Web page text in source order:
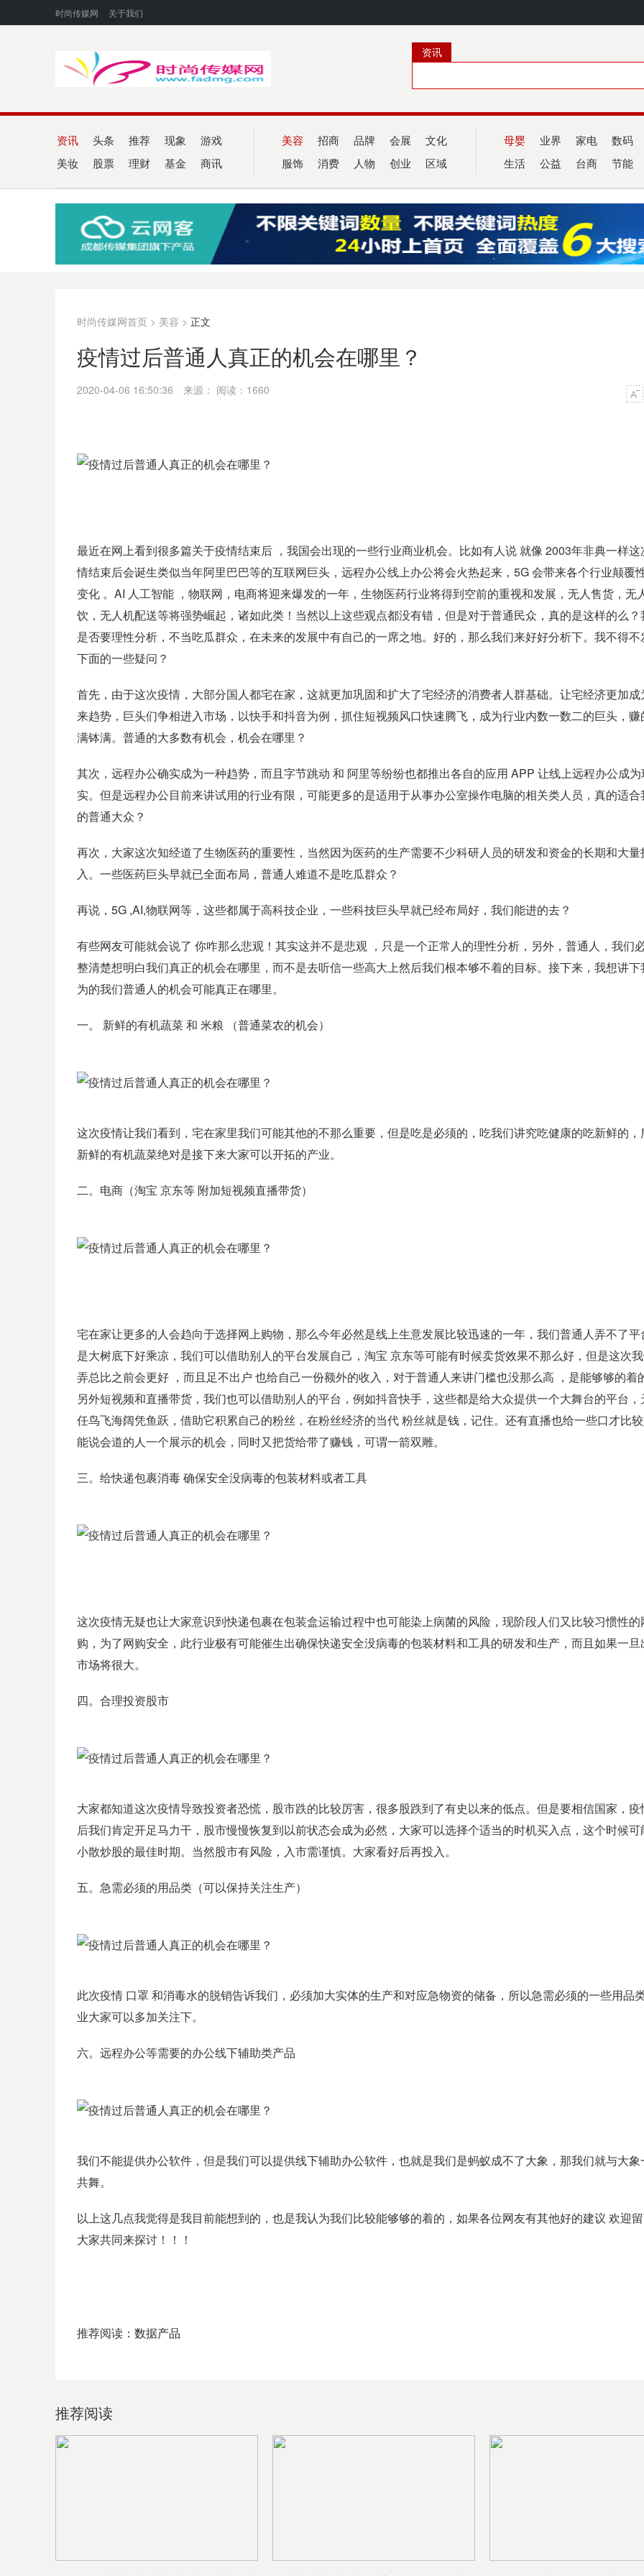
时尚传媒网 关于我们
资讯
资讯 头条 推荐 现象 游戏
美妆 股票 理财 基金 商讯
美容 招商 品牌 会展 文化
服饰 消费 人物 创业 区域
母婴 业界 家电 数码
生活 公益 台商 节能
时尚传媒网首页 > 美容 > 正文
疫情过后普通人真正的机会在哪里？
2020-04-06 16:50:36 来源： 阅读：1660
最近在网上看到很多篇关于疫情结束后 ，我国会出现的一些行业商业机会。比如有人说 就像 2003年非典一样这
情结束后会诞生类似当年阿里巴巴等的互联网巨头，远程办公线上办公将会火热起来，5G 会带来各个行业颠覆
变化 。AI 人工智能 ，物联网，电商将迎来爆发的一年，生物医药行业将得到空前的重视和发展，无人售货，无
饮，无人机配送等将强势崛起，诸如此类！当然以上这些观点都没有错，但是对于普通民众，真的是这样的么？
是否要理性分析，不当吃瓜群众，在未来的发展中有自己的一席之地。好的，那么我们来好好分析下。我不得不
下面的一些疑问？
首先，由于这次疫情，大部分国人都宅在家，这就更加巩固和扩大了宅经济的消费者人群基础。让宅经济更加成
来趋势，巨头们争相进入市场，以快手和抖音为例，抓住短视频风口快速腾飞，成为行业内数一数二的巨头，赚
满钵满。普通的大多数有机会，机会在哪里？
其次，远程办公确实成为一种趋势，而且字节跳动 和 阿里等纷纷也都推出各自的应用 APP 让线上远程办公成
实。但是远程办公目前来讲试用的行业有限，可能更多的是适用于从事办公室操作电脑的相关类人员，真的适合
的普通大众？
再次，大家这次知经道了生物医药的重要性，当然因为医药的生产需要不少科研人员的研发和资金的长期和大量
入。一些医药巨头早就已全面布局，普通人难道不是吃瓜群众？
再说，5G ,AI,物联网等，这些都属于高科技企业，一些科技巨头早就已经布局好，我们能进的去？
有些网友可能就会说了 你咋那么悲观！其实这并不是悲观 ，只是一个正常人的理性分析，另外，普通人，我们
整清楚想明白我们真正的机会在哪里，而不是去听信一些高大上然后我们根本够不着的目标。接下来，我想讲下
为的我们普通人的机会可能真正在哪里。
一。 新鲜的有机蔬菜 和 米粮 （普通菜农的机会）
这次疫情让我们看到，宅在家里我们可能其他的不那么重要，但是吃是必须的，吃我们讲究吃健康的吃新鲜的，
新鲜的有机蔬菜绝对是接下来大家可以开拓的产业。
二。电商（淘宝 京东等 附加短视频直播带货）
宅在家让更多的人会趋向于选择网上购物，那么今年必然是线上生意发展比较迅速的一年，我们普通人弄不了平
是大树底下好乘凉，我们可以借助别人的平台发展自己，淘宝 京东等可能有时候卖货效果不那么好，但是这次
弄总比之前会更好 ，而且足不出户 也给自己一份额外的收入，对于普通人来讲门槛也没那么高 ，是能够够的着
另外短视频和直播带货，我们也可以借助别人的平台，例如抖音快手，这些都是给大众提供一个大舞台的平台，
任鸟飞海阔凭鱼跃，借助它积累自己的粉丝，在粉丝经济的当代 粉丝就是钱，记住。还有直播也给一些口才比
能说会道的人一个展示的机会，同时又把货给带了赚钱，可谓一箭双雕。
三。给快递包裹消毒 确保安全没病毒的包装材料或者工具
这次疫情无疑也让大家意识到快递包裹在包装盒运输过程中也可能染上病菌的风险，现阶段人们又比较习惯性的
购，为了网购安全，此行业极有可能催生出确保快递安全没病毒的包装材料和工具的研发和生产，而且如果一旦
市场将很大。
四。合理投资股市
大家都知道这次疫情导致投资者恐慌，股市跌的比较厉害，很多股跌到了有史以来的低点。但是要相信国家，疫
后我们肯定开足马力干，股市慢慢恢复到以前状态会成为必然，大家可以选择个适当的时机买入点，这个时候可
小散炒股的最佳时期。当然股市有风险，入市需谨慎。大家看好后再投入。
五。急需必须的用品类（可以保持关注生产）
此次疫情 口罩 和消毒水的脱销告诉我们，必须加大实体的生产和对应急物资的储备，所以急需必须的一些用品
业大家可以多加关注下。
六。远程办公等需要的办公线下辅助类产品
我们不能提供办公软件，但是我们可以提供线下辅助办公软件，也就是我们是蚂蚁成不了大象，那我们就与大象
共舞。
以上这几点我觉得是我目前能想到的，也是我认为我们比较能够够的着的，如果各位网友有其他好的建议 欢迎
大家共同来探讨！！！
推荐阅读： 数据产品
推荐阅读